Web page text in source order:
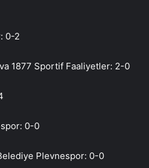
0-2
1877 Sportif Faaliyetler: 2-0
0-0
Plevnespor: 0-0